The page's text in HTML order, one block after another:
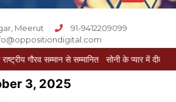
Meerut
91-9412209099
सम्मान से सम्मानित सोनी के प्यार में दीवानी सीता पहुंची
3, 2025